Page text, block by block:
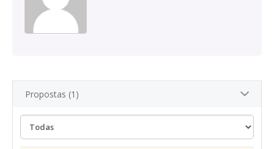
Propostas (1)